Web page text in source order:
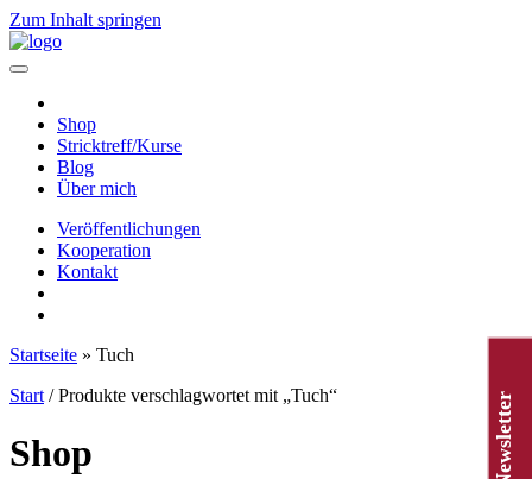
Zum Inhalt springen
Hauptnavigation
Shop
Stricktreff/Kurse
Blog
Über mich
Veröffentlichungen
Kooperation
Kontakt
Startseite » Tuch
Start / Produkte verschlagwortet mit „Tuch“
Shop Newsletter